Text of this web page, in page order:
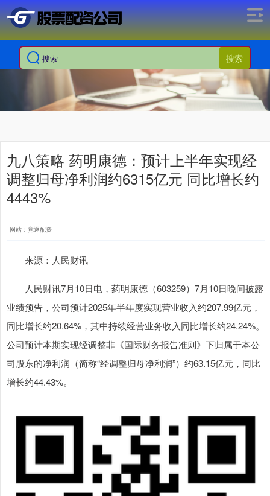
搜索
九八策略 药明康德：预计上半年实现经
调整归母净利润约6315亿元 同比增长约
4443%
网站：竞逐配资
来源：人民财讯
人民财讯7月10日电，药明康德（603259）7月10日晚间披露
业绩预告，公司预计2025年半年度实现营业收入约207.99亿元，
同比增长约20.64%，其中持续经营业务收入同比增长约24.24%。
公司预计本期实现经调整非《国际财务报告准则》下归属于本公
司股东的净利润（简称“经调整归母净利润”）约63.15亿元，同比
增长约44.43%。